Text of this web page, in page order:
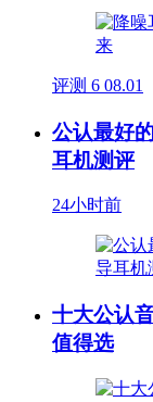
评测 6 08.01
公认最好
耳机测评
24小时前
十大公认
值得选